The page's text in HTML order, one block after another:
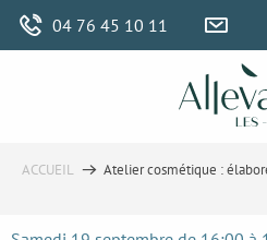
Aller
04 76 45 10 11
ACCUEIL Atelier cosmétique :